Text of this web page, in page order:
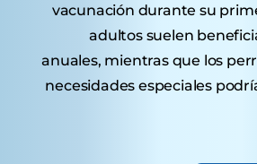
vacunación durante su
adultos suelen
anuales, mientras que los
necesidades especiales